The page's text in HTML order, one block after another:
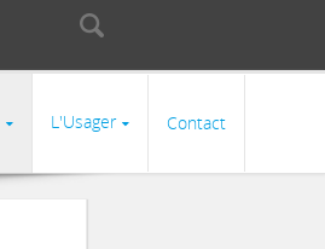
L'Usager Contact